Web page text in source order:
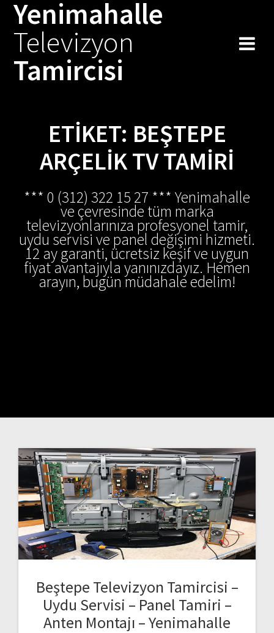
Skip
to
Yenimahalle
Televizyon
Tamircisi
ETIKET: BEŞTEPE
ARÇELIK TV TAMIRI
*** 0 (312) 322 15 27 *** Yenimahalle
ve çevresinde tüm marka
televizyonlarınıza profesyonel tamir,
uydu servisi ve panel değişimi hizmeti.
12 ay garanti, ücretsiz keşif ve uygun
fiyat avantajıyla yanınızdayız. Hemen
arayın, bugün müdahale edelim!
Beştepe Televizyon Tamircisi –
Uydu Servisi – Panel Tamiri –
Anten Montajı – Yenimahalle